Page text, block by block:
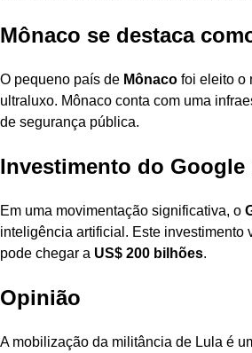
Mônaco se destaca
O pequeno país de Mônaco foi eleito o
ultraluxo. Mônaco conta com uma
de segurança pública.
Investimento do
Em uma movimentação significativa, o
inteligência artificial. Este investimento
pode chegar a US$ 200 bilhões.
Opinião
A mobilização da militância de Lula é